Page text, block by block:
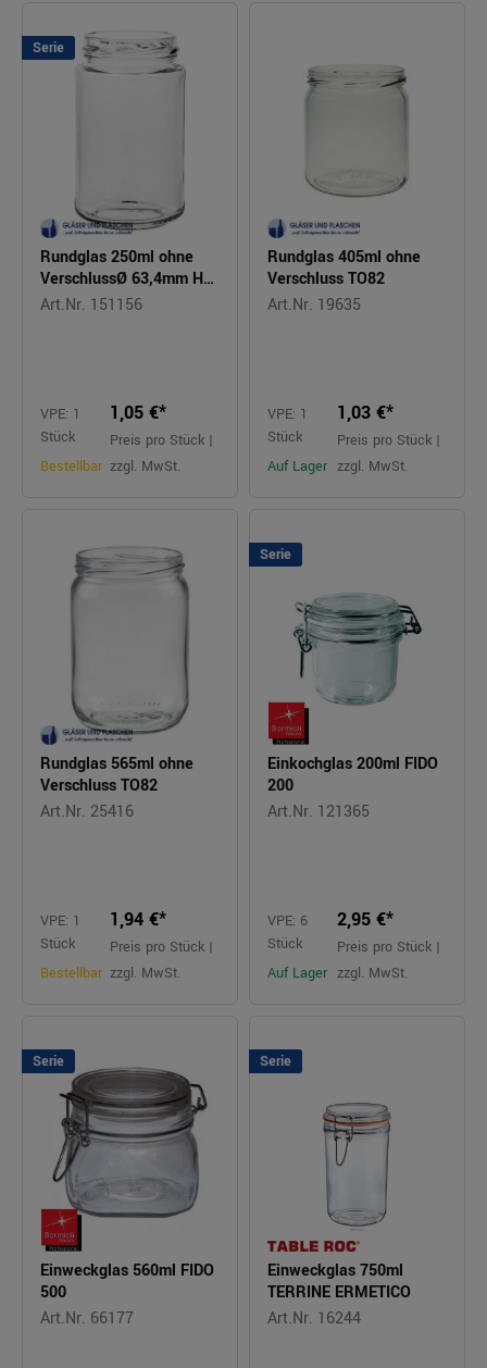
Serie
Rundglas 250ml ohne
VerschlussØ 63,4mm H
107,3mm
Art.Nr. 151156
VPE: 1
Stück
Bestellbar
1,05 €*
Preis pro Stück |
zzgl. MwSt.
Rundglas 405ml ohne
Verschluss TO82
Art.Nr. 19635
VPE: 1
Stück
Auf Lager
1,03 €*
Preis pro Stück |
zzgl. MwSt.
Rundglas 565ml ohne
Verschluss TO82
Art.Nr. 25416
VPE: 1
Stück
Bestellbar
1,94 €*
Preis pro Stück |
zzgl. MwSt.
Serie
Einkochglas 200ml FIDO
200
Art.Nr. 121365
VPE: 6
Stück
Auf Lager
2,95 €*
Preis pro Stück |
zzgl. MwSt.
Serie
Einweckglas 560ml FIDO
500
Art.Nr. 66177
Serie
Einweckglas 750ml
TERRINE ERMETICO
Art.Nr. 16244